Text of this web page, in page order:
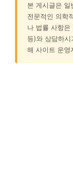
본 게시글은 일
전문적인 의학
나 법률 사항
등)와 상담하
해 사이트 운영